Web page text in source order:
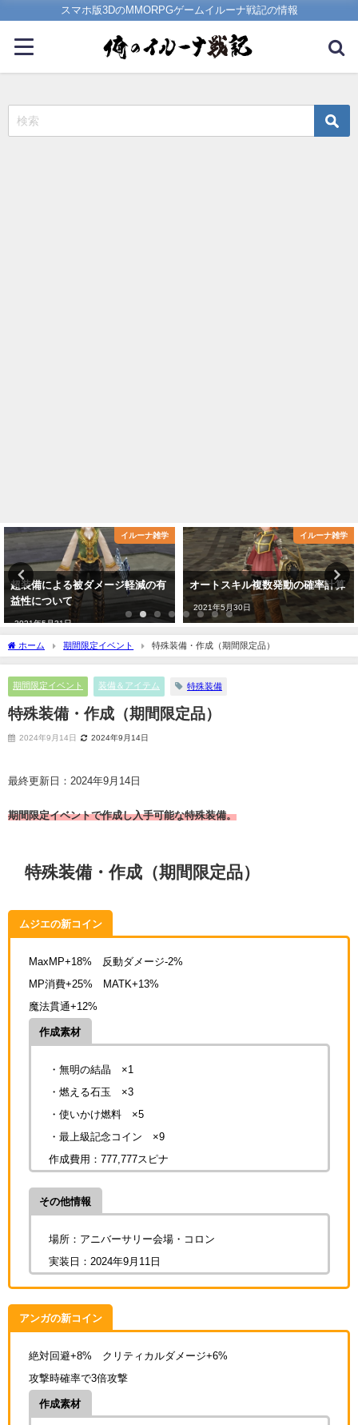
スマホ版3DのMMORPGゲームイルーナ戦記の情報
イルーナ雑学
超装備による被ダメージ軽減の有
益性について
2021年5月31日
イルーナ雑学
オートスキル複数発動の確率計算
2021年5月30日
ホーム 期間限定イベント 特殊装備・作成（期間限定品）
期間限定イベント 装備＆アイテム 特殊装備
特殊装備・作成（期間限定品）
2024年9月14日 2024年9月14日
最終更新日：2024年9月14日
期間限定イベントで作成し入手可能な特殊装備。
特殊装備・作成（期間限定品）
ムジエの新コイン
MaxMP+18% 反動ダメージ-2%
MP消費+25% MATK+13%
魔法貫通+12%
作成素材
・無明の結晶 ×1
・燃える石玉 ×3
・使いかけ燃料 ×5
・最上級記念コイン ×9
作成費用：777,777スピナ
その他情報
場所：アニバーサリー会場・コロン
実装日：2024年9月11日
アンガの新コイン
絶対回避+8% クリティカルダメージ+6%
攻撃時確率で3倍攻撃
作成素材